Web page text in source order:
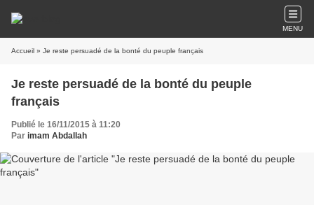
MENU
Accueil » Je reste persuadé de la bonté du peuple français
Je reste persuadé de la bonté du peuple
français
Publié le 16/11/2015 à 11:20
Par imam Abdallah